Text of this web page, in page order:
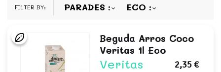
FILTER BY: PARADES ECO
Beguda Arros Coco
Veritas 1l Eco
Veritas 2,35 €